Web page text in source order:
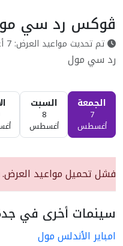
ڤوكس رد سي
تم تحديث مواعيد العرض: 7 أغسطس 2026
رد سي مول
الجمعة
7
أغسطس
السبت
8
أغسطس
فشل تحميل مواعيد العرض.
سينمات أخرى في
امباير الأندلس مول